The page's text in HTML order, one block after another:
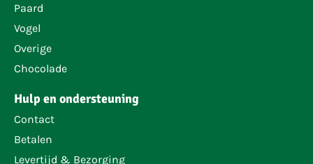
Paard
Vogel
Overige
Chocolade
Hulp en ondersteuning
Contact
Betalen
Levertijd & Bezorging